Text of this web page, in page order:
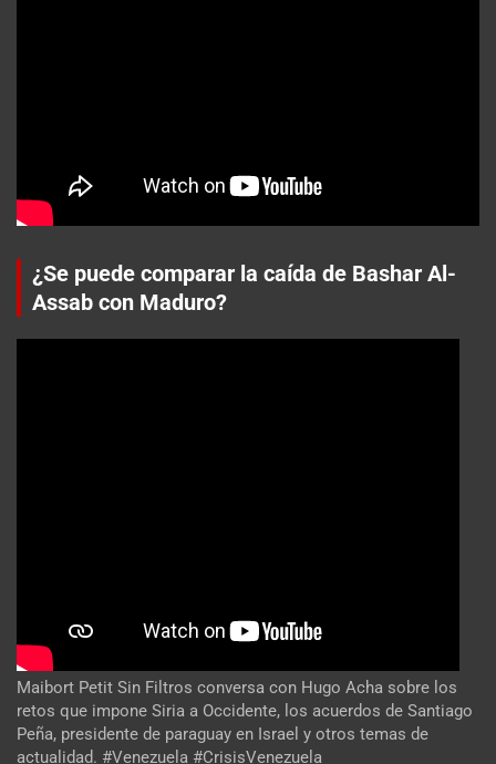
¿Se puede comparar la caída de Bashar Al-
Assab con Maduro?
Maibort Petit Sin Filtros conversa con Hugo Acha sobre los
retos que impone Siria a Occidente, los acuerdos de Santiago
Peña, presidente de paraguay en Israel y otros temas de
actualidad. #Venezuela #CrisisVenezuela